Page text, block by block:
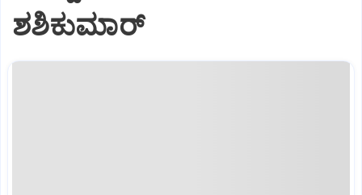
ಶಶಿಕುಮಾರ್